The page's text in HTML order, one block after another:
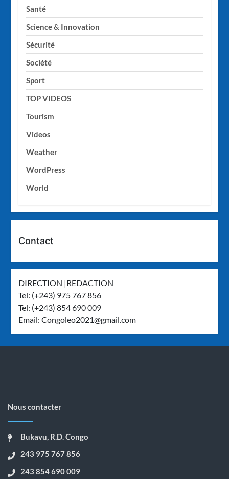
Santé
Science & Innovation
Sécurité
Société
Sport
TOP VIDEOS
Tourism
Videos
Weather
WordPress
World
Contact
DIRECTION |REDACTION
Tel: (+243) 975 767 856
Tel: (+243) 854 690 009
Email:Congoleo2021@gmail.com
Nous contacter
Bukavu, R.D. Congo
243 975 767 856
243 854 690 009